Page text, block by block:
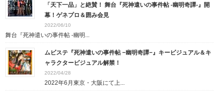
「天下一品」と絶賛！ 舞台『死神遣いの事件帖 -幽明奇譚-』開
幕！ゲネプロ＆囲み会見
2022/06/10
舞台『死神遣いの事件帖 -幽明...
ムビステ『死神遣いの事件帖 −幽明奇譚−』キービジュアル＆キ
ャラクタービジュアル解禁！
2022/04/28
2022年6月東京・大阪にて上...